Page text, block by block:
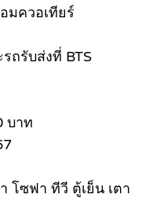
มควอเทียร์
ถรับส่งที่ BTS
บาท
โซฟา ทีวี ตู้เย็น เตา